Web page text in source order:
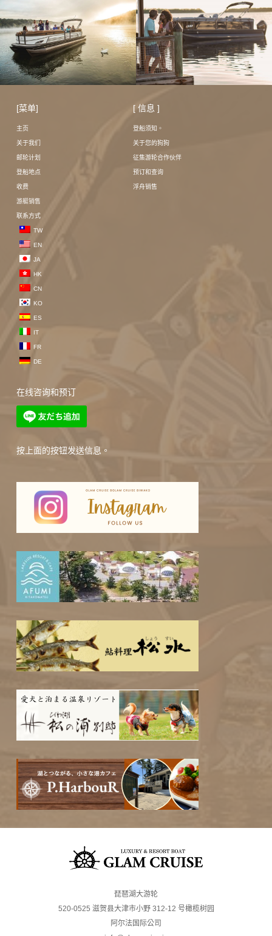
[菜单]
主页
关于我们
邮轮计划
登船地点
收费
游艇销售
联系方式
TW
EN
JA
HK
CN
KO
ES
IT
FR
DE
[ 信息 ]
登船须知。
关于您的狗狗
征集游轮合作伙伴
预订和查询
浮舟销售
在线咨询和预订
按上面的按钮发送信息。
琵琶湖大游轮
520-0525 滋贺县大津市小野 312-12 号橄榄树园
阿尔法国际公司